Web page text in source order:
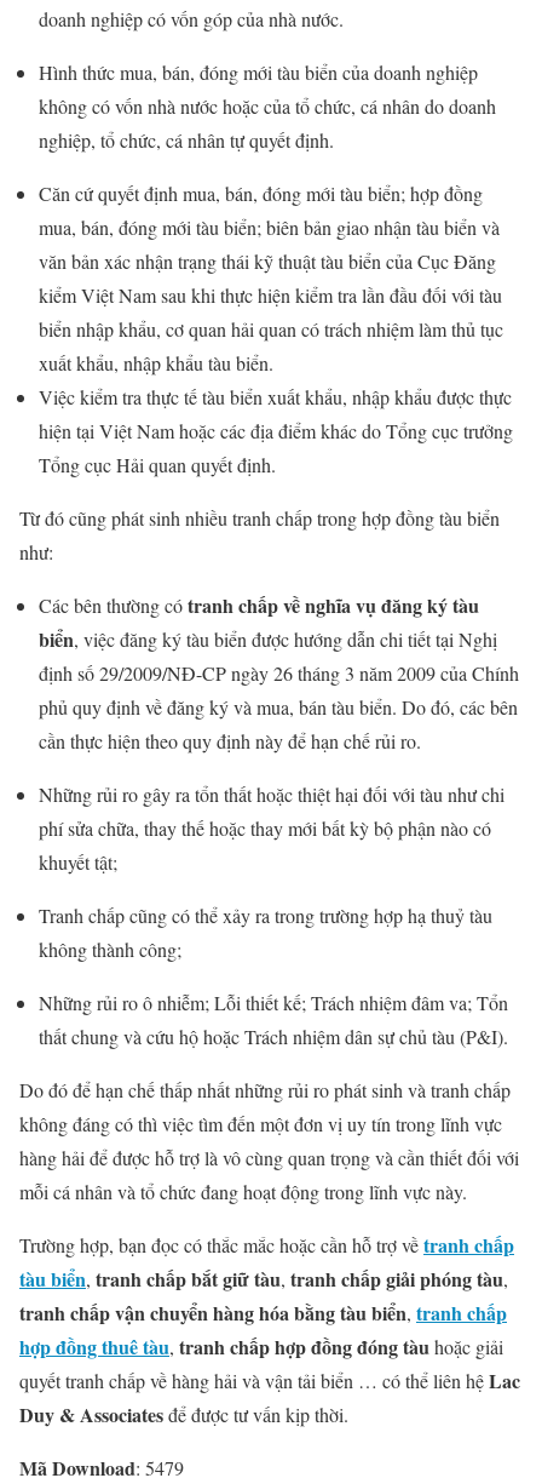
doanh nghiệp có vốn góp của nhà nước.
Hình thức mua, bán, đóng mới tàu biển của doanh nghiệp
không có vốn nhà nước hoặc của tổ chức, cá nhân do doanh
nghiệp, tổ chức, cá nhân tự quyết định.
Căn cứ quyết định mua, bán, đóng mới tàu biển; hợp đồng
mua, bán, đóng mới tàu biển; biên bản giao nhận tàu biển và
văn bản xác nhận trạng thái kỹ thuật tàu biển của Cục Đăng
kiểm Việt Nam sau khi thực hiện kiểm tra lần đầu đối với tàu
biển nhập khẩu, cơ quan hải quan có trách nhiệm làm thủ tục
xuất khẩu, nhập khẩu tàu biển.
Việc kiểm tra thực tế tàu biển xuất khẩu, nhập khẩu được thực
hiện tại Việt Nam hoặc các địa điểm khác do Tổng cục trưởng
Tổng cục Hải quan quyết định.
Từ đó cũng phát sinh nhiều tranh chấp trong hợp đồng tàu biển
như:
Các bên thường cótranh chấp về nghĩa vụ đăng ký tàu
biển, việc đăng ký tàu biển được hướng dẫn chi tiết tại Nghị
định số 29/2009/NĐ-CP ngày 26 tháng 3 năm 2009 của Chính
phủ quy định về đăng ký và mua, bán tàu biển. Do đó, các bên
cần thực hiện theo quy định này để hạn chế rủi ro.
Những rủi ro gây ra tổn thất hoặc thiệt hại đối với tàu như chi
phí sửa chữa, thay thế hoặc thay mới bất kỳ bộ phận nào có
khuyết tật;
Tranh chấp cũng có thể xảy ra trong trường hợp hạ thuỷ tàu
không thành công;
Những rủi ro ô nhiễm; Lỗi thiết kế; Trách nhiệm đâm va; Tổn
thất chung và cứu hộ hoặc Trách nhiệm dân sự chủ tàu (P&I).
Do đó để hạn chế thấp nhất những rủi ro phát sinh và tranh chấp
không đáng có thì việc tìm đến một đơn vị uy tín trong lĩnh vực
hàng hải để được hỗ trợ là vô cùng quan trọng và cần thiết đối với
mỗi cá nhân và tổ chức đang hoạt động trong lĩnh vực này.
Trường hợp, bạn đọc có thắc mắc hoặc cần hỗ trợ vềtranh chấp
tàu biển, tranh chấp bắt giữ tàu, tranh chấp giải phóng tàu,
tranh chấp vận chuyển hàng hóa bằng tàu biển, tranh chấp
hợp đồng thuê tàu, tranh chấp hợp đồng đóng tàuhoặc giải
quyết tranh chấp về hàng hải và vận tải biển … có thể liên hệLac
Duy & Associatesđể được tư vấn kịp thời.
Mã Download: 5479